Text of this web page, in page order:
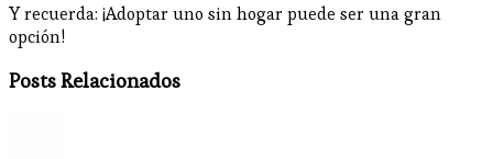
Y recuerda: ¡Adoptar uno sin hogar puede ser una gran
opción!
Posts Relacionados